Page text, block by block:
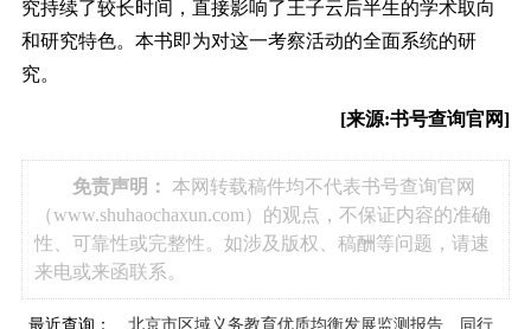
究持续了较长时间，直接影响了王子云后半生的学术取向
和研究特色。本书即为对这一考察活动的全面系统的研
究。
[来源:书号查询官网]
免责声明： 本网转载稿件均不代表书号查询官网
（www.shuhaochaxun.com）的观点，不保证内容的准确
性、可靠性或完整性。如涉及版权、稿酬等问题，请速
来电或来函联系。
最近查询： 北京市区域义务教育优质均衡发展监测报告
同行